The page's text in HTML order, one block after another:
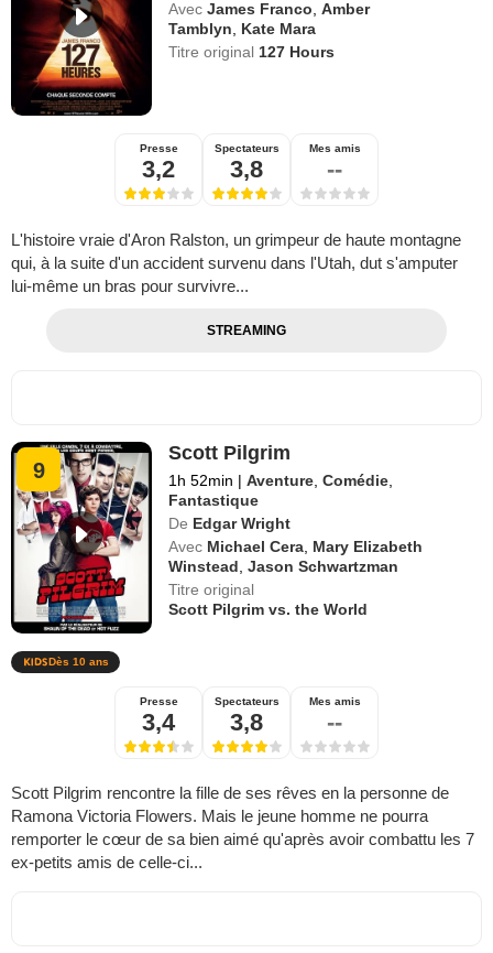
Avec James Franco ,Amber
Tamblyn
Kate Mara
Titre original 127 Hours
Presse
3,2
Spectateurs
3,8
Mes amis
--
L'histoire vraie d'Aron Ralston, un grimpeur de haute montagne
qui, à la suite d'un accident survenu dans l'Utah, dut s'amputer
lui-même un bras pour survivre...
STREAMING
9
Scott Pilgrim
1h 52min | Aventure ,Comédie
Fantastique
De Edgar Wright
Avec Michael Cera Mary Elizabeth
Winstead ,Jason Schwartzman
Titre original
Scott Pilgrim vs. the World
Dès 10 ans
Presse
3,4
Spectateurs
3,8
Mes amis
--
Scott Pilgrim rencontre la fille de ses rêves en la personne de
Ramona Victoria Flowers. Mais le jeune homme ne pourra
remporter le cœur de sa bien aimé qu'après avoir combattu les 7
ex-petits amis de celle-ci...